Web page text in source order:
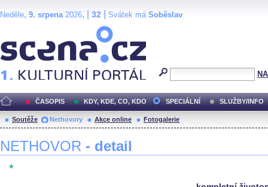
Neděle, 9. srpena2026, | 32 Svátek má Soběslav
ČASOPIS KDY, KDE, CO, KDO SPECIÁLNÍ SLUŽBY/INFO
Soutěže Nethovory Akce online Fotogalerie
NETHOVOR - detail
*